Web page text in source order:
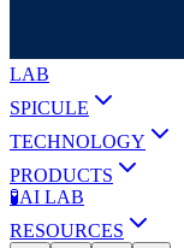
LAB
SPICULE
TECHNOLOGY
PRODUCTS
🧪AI LAB
RESOURCES